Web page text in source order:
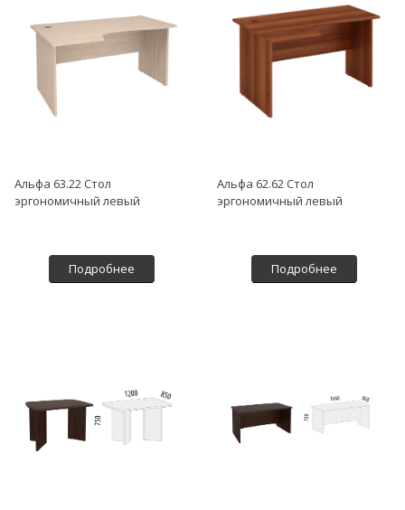
Альфа 63.22 Стол
эргономичный левый
Подробнее
Альфа 62.62 Стол
эргономичный левый
Подробнее